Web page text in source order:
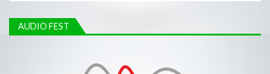
AUDIO FEST